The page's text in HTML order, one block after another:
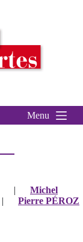
Menu
|
Michel
|
Pierre PÉROZ